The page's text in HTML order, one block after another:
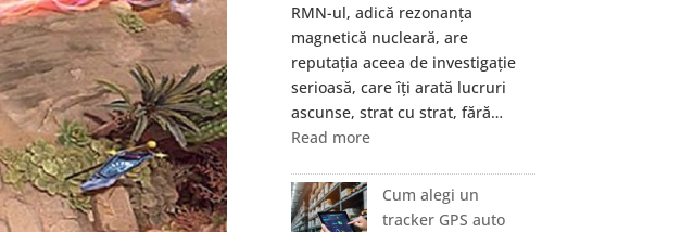
Sport
—
Formare
Medicală
și
Ajutor
în
București
RMN-ul, adică rezonanța
magnetică nucleară, are
reputația aceea de investigație
serioasă, care îți arată lucruri
ascunse, strat cu strat, fără…
Read more:
organe
pot
Cum alegi un
tracker GPS auto